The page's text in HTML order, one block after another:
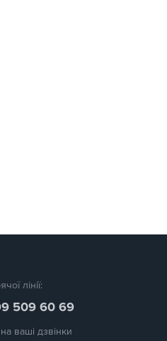
лінії:
509 60 69
ваші дзвінки